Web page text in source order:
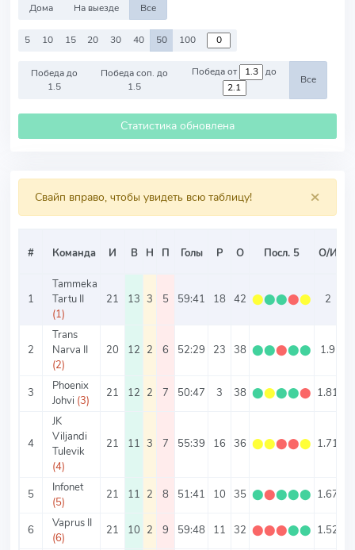
Дома На выезде Все
5 10 15 20 30 40 50 100
Победа до
1.5
Победа соп. до
1.5
Победа от до
Все
Статистика обновлена
×
Свайп вправо, чтобы увидеть всю таблицу!
# Команда И В Н П Голы Р О Посл. 5 О/И
1
Tammeka
Tartu II
(1)
21 13 3 5 59:41 18 42 ⬤⬤⬤⬤⬤ 2
2
Trans
Narva II
(2)
20 12 2 6 52:29 23 38 ⬤⬤⬤⬤⬤ 1.9
3
Phoenix
Johvi (3)
21 12 2 7 50:47 3 38 ⬤⬤⬤⬤⬤ 1.81
4
JK
Viljandi
Tulevik
(4)
21 11 3 7 55:39 16 36 ⬤⬤⬤⬤⬤ 1.71
5
Infonet
(5)
21 11 2 8 51:41 10 35 ⬤⬤⬤⬤⬤ 1.67
6
Vaprus II
(6)
21 10 2 9 59:48 11 32 ⬤⬤⬤⬤⬤ 1.52